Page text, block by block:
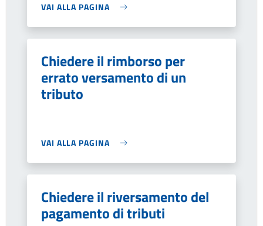
VAI ALLA PAGINA
Chiedere il rimborso per
errato versamento di un
tributo
VAI ALLA PAGINA
Chiedere il riversamento del
pagamento di tributi